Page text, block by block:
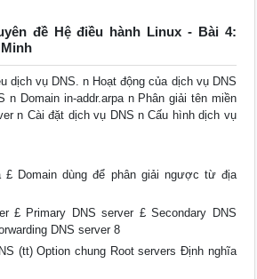
đề Hệ điều hành Linux - Bài 4:
dịch vụ DNS. n Hoạt động của dịch vụ DNS
n Domain in-addr.arpa n Phân giải tên miền
n Cài đặt dịch vụ DNS n Cấu hình dịch vụ
£ Domain dùng để phân giải ngược từ địa
£ Primary DNS server £ Secondary DNS
DNS server 8
(tt) Option chung Root servers Định nghĩa